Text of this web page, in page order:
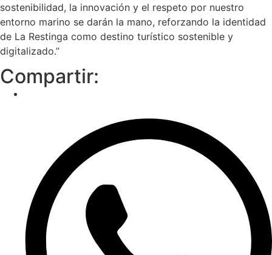
sostenibilidad, la innovación y el respeto por nuestro
entorno marino se darán la mano, reforzando la identidad
de La Restinga como destino turístico sostenible y
digitalizado.”
Compartir: